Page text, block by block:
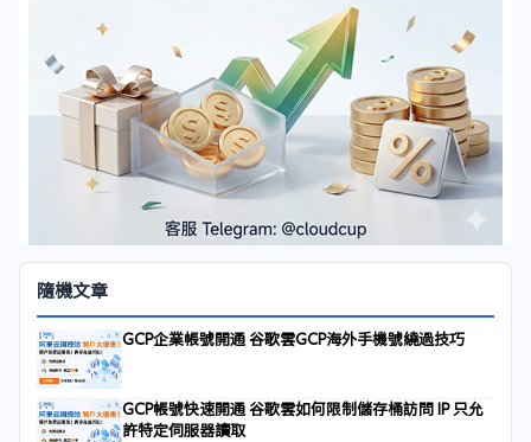
隨機文章
GCP企業帳號開通 谷歌雲GCP海外手機號繞過技巧
GCP帳號快速開通 谷歌雲如何限制儲存桶訪問 IP 只允
許特定伺服器讀取